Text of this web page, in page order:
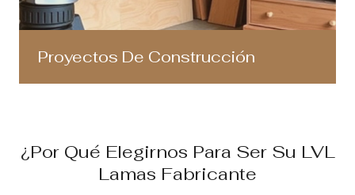
Proyectos De Construcción
¿Por Qué Elegirnos Para Ser Su LVL
Lamas Fabricante